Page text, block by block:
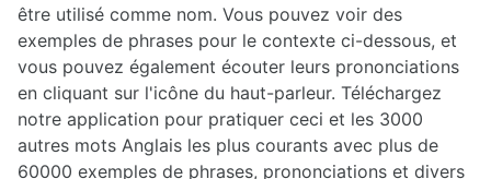
être utilisé comme nom. Vous pouvez voir des
exemples de phrases pour le contexte ci-dessous, et
vous pouvez également écouter leurs prononciations
en cliquant sur l'icône du haut-parleur. Téléchargez
notre application pour pratiquer ceci et les 3000
autres mots Anglais les plus courants avec plus de
60000 exemples de phrases, prononciations et divers